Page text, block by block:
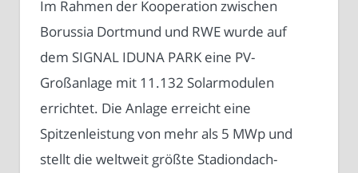
Im Rahmen der Kooperation zwischen
Borussia Dortmund und RWE wurde auf
dem SIGNAL IDUNA PARK eine PV-
Großanlage mit 11.132 Solarmodulen
errichtet. Die Anlage erreicht eine
Spitzenleistung von mehr als 5 MWp und
stellt die weltweit größte Stadiondach-